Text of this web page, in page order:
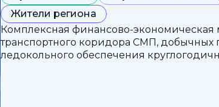
Жители региона
Комплексная финансово-
транспортного коридора СМП, добычных
ледокольного обеспечения